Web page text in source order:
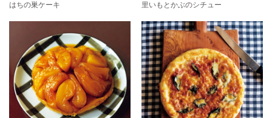
はちの巣ケーキ 里いもとかぶのシチュー